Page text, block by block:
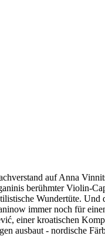
auf Anna
berühmter Violin-
Wundertüte. Und
immer noch für
einer kroatischen
ausbaut - nordische